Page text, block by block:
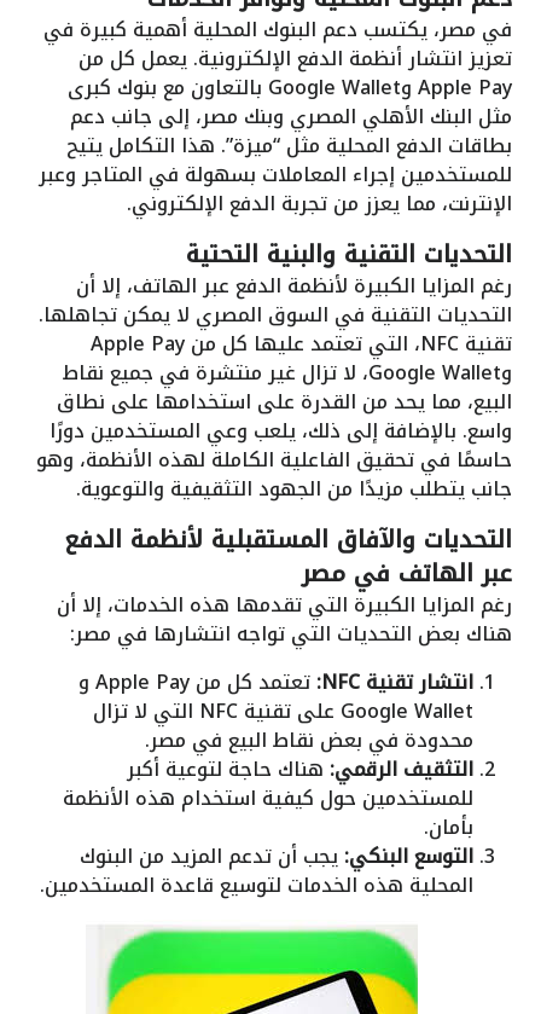
في مصر، يكتسب دعم البنوك المحلية أهمية كبيرة في
تعزيز انتشار أنظمة الدفع الإلكترونية. يعمل كل من
Apple Pay وGoogle Wallet بالتعاون مع بنوك كبرى
مثل البنك الأهلي المصري وبنك مصر، إلى جانب دعم
بطاقات الدفع المحلية مثل “ميزة”. هذا التكامل يتيح
للمستخدمين إجراء المعاملات بسهولة في المتاجر وعبر
الإنترنت، مما يعزز من تجربة الدفع الإلكتروني.
التحديات التقنية والبنية التحتية
رغم المزايا الكبيرة لأنظمة الدفع عبر الهاتف، إلا أن
التحديات التقنية في السوق المصري لا يمكن تجاهلها.
تقنية NFC، التي تعتمد عليها كل من Apple Pay
وGoogle Wallet، لا تزال غير منتشرة في جميع نقاط
البيع، مما يحد من القدرة على استخدامها على نطاق
واسع. بالإضافة إلى ذلك، يلعب وعي المستخدمين دورًا
حاسمًا في تحقيق الفاعلية الكاملة لهذه الأنظمة، وهو
جانب يتطلب مزيدًا من الجهود التثقيفية والتوعوية.
التحديات والآفاق المستقبلية لأنظمة الدفع
عبر الهاتف في مصر
رغم المزايا الكبيرة التي تقدمها هذه الخدمات، إلا أن
هناك بعض التحديات التي تواجه انتشارها في مصر:
انتشار تقنية NFC:
تعتمد كل من Apple Pay و
Google Wallet على تقنية NFC التي لا تزال
محدودة في بعض نقاط البيع في مصر.
التثقيف الرقمي: هناك حاجة لتوعية أكبر
للمستخدمين حول كيفية استخدام هذه الأنظمة
بأمان.
التوسع البنكي:يجب أن تدعم المزيد من البنوك
المحلية هذه الخدمات لتوسيع قاعدة المستخدمين.